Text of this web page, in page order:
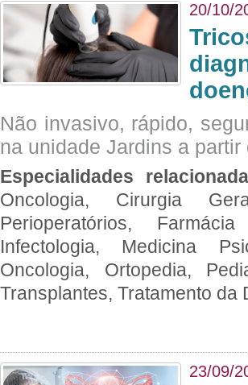
20/10/
Não invasivo, rápido,
na unidade Jardins a
Especialidades
Oncologia, Cirurgia
Perioperatórios,
Infectologia, Medicina
Oncologia, Ortopedia,
Transplantes, Tratamento da
23/09/